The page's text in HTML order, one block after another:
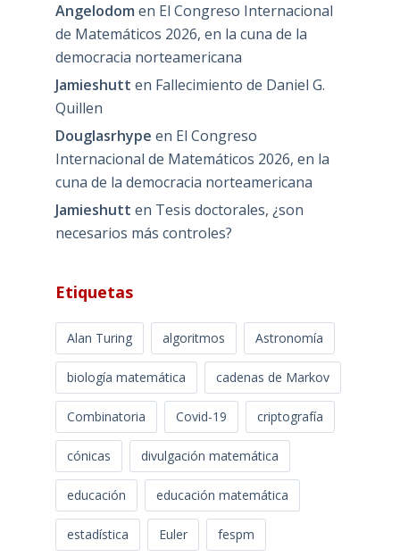
Angelodom en El Congreso Internacional
de Matemáticos 2026, en la cuna de la
democracia norteamericana
Jamieshutt en Fallecimiento de Daniel G.
Quillen
Douglasrhype en El Congreso
Internacional de Matemáticos 2026, en la
cuna de la democracia norteamericana
Jamieshutt en Tesis doctorales, ¿son
necesarios más controles?
Etiquetas
Alan Turing algoritmos Astronomía
biología matemática cadenas de Markov
Combinatoria Covid-19 criptografía
cónicas divulgación matemática
educación educación matemática
estadística Euler fespm